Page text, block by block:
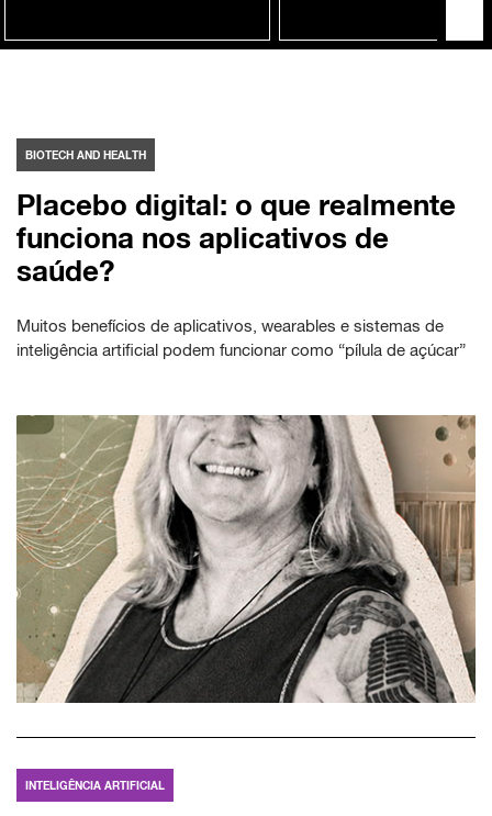
BIOTECH AND HEALTH
Placebo digital: o que realmente
funciona nos aplicativos de
saúde?
Muitos benefícios de aplicativos, wearables e sistemas de
inteligência artificial podem funcionar como “pílula de açúcar”
INTELIGÊNCIA ARTIFICIAL